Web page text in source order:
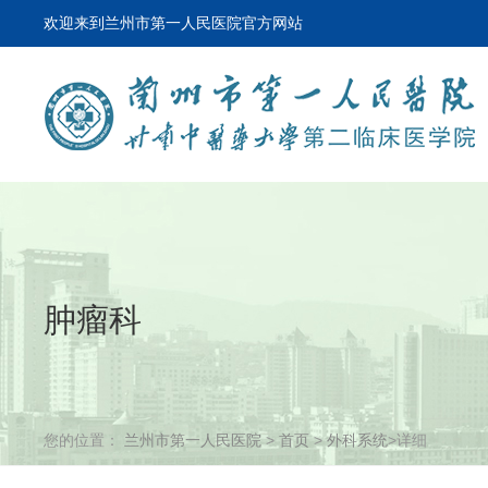
欢迎来到兰州市第一人民医院官方网站
肿瘤科
您的位置： 兰州市第一人民医院> 首页>外科系统>详细